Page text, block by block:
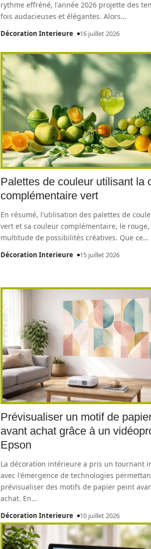
rythme effréné, l'année 2026 projette des
fois audacieuses et élégantes. Alors…
Décoration Interieure 16 juillet 2026
Palettes de couleur utilisant la
complémentaire vert
En résumé, l'utilisation des palettes de
vert et sa couleur complémentaire, le
multitude de possibilités créatives. Que ce…
Décoration Interieure 15 juillet 2026
Prévisualiser un motif de
avant achat grâce à un
Epson
La décoration intérieure a pris un tournant
avec l'émergence de technologies
prévisualiser des motifs de papier peint
achat. En…
Décoration Interieure 10 juillet 2026